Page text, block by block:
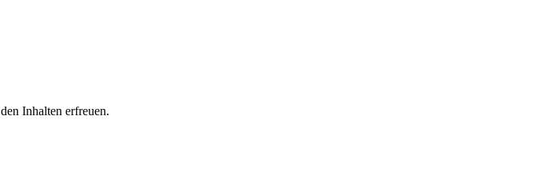
Inhalten erfreuen.